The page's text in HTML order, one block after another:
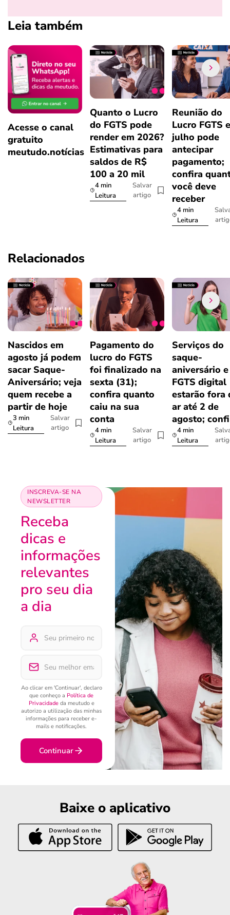
Leia também
Acesse o canal
gratuito
meutudo.notícias
Quanto o Lucro
do FGTS pode
render em 2026?
Estimativas para
saldos de R$
100 a 20 mil
4 min
Leitura
Salvar
artigo
Reunião do
Lucro FGTS
julho pode
antecipar
pagamento;
confira
você deve
receber
4 min
Leitura
Relacionados
Nascidos em
agosto já podem
sacar Saque-
Aniversário; veja
quem recebe a
partir de hoje
3 min
Leitura
Salvar
artigo
Pagamento do
lucro do FGTS
foi finalizado na
sexta (31);
confira quanto
caiu na sua
conta
4 min
Leitura
Salvar
artigo
Serviços do
saque-
aniversário e
FGTS digital
estarão fora
ar até 2 de
agosto;
4 min
Leitura
INSCREVA-SE NA
NEWSLETTER
Receba
dicas e
informações
relevantes
pro seu dia
a dia
Ao clicar em 'Continuar', declaro
que conheço a Política de
Privacidadeda meutudo e
autorizo a utilização das minhas
informações para receber e-
mails e notificações.
Continuar
Baixe o aplicativo